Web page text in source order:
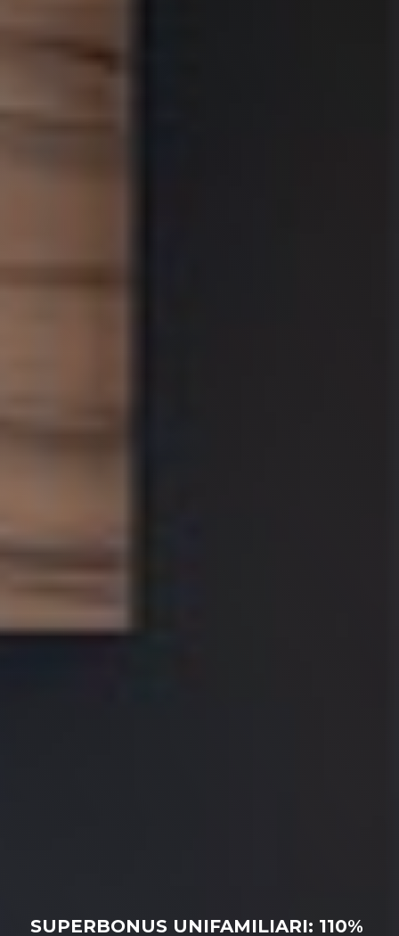
SUPERBONUS UNIFAMILIARI: 110%